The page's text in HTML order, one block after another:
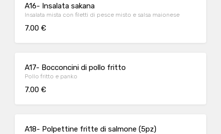
A16- Insalata sakana
Insalata mista con filetti di pesce misto e salsa maionese
7.00 €
A17- Bocconcini di pollo fritto
Pollo fritto e panko
7.00 €
A18- Polpettine fritte di salmone (5pz)